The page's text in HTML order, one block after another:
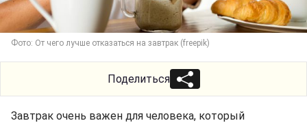
Фото: От чего лучше отказаться на завтрак (freepik)
Поделиться
Завтрак очень важен для человека, который